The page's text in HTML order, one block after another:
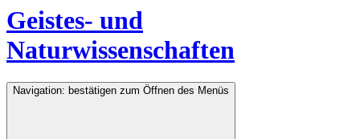
Geistes- und
Naturwissenschaften
Navigation: bestätigen zum Öffnen des Menüs